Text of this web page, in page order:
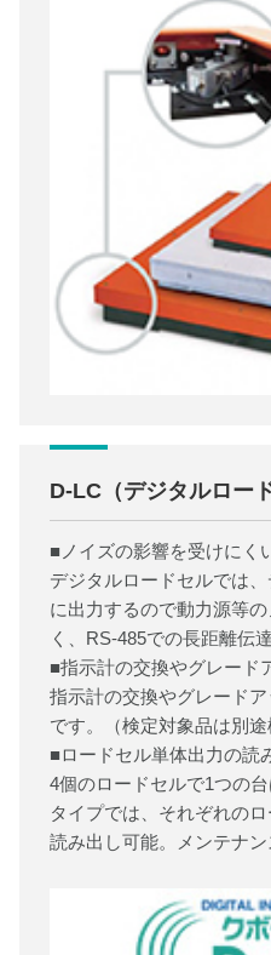
D-LC（デジタルロー
■ノイズの影響を受けにく
デジタルロードセルでは
に出力するので動力源等
く、RS-485での長距離伝
■指示計の交換やグレード
指示計の交換やグレード
です。（検定対象品は別
■ロードセル単体出力の読
4個のロードセルで1つの
タイプでは、それぞれの
読み出し可能。メンテナン